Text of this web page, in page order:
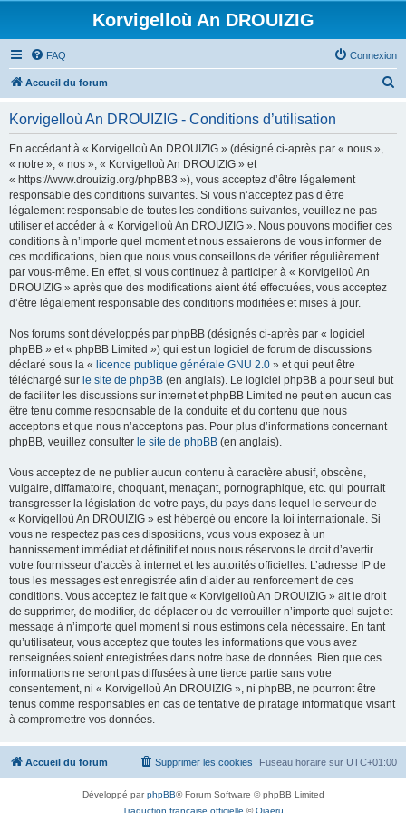
Korvigelloù An DROUIZIG
FAQ Connexion
Accueil du forum
Korvigelloù An DROUIZIG - Conditions d’utilisation
En accédant à « Korvigelloù An DROUIZIG » (désigné ci-après par « nous »,
« notre », « nos », « Korvigelloù An DROUIZIG » et
« https://www.drouizig.org/phpBB3 »), vous acceptez d’être légalement
responsable des conditions suivantes. Si vous n’acceptez pas d’être
légalement responsable de toutes les conditions suivantes, veuillez ne pas
utiliser et accéder à « Korvigelloù An DROUIZIG ». Nous pouvons modifier ces
conditions à n’importe quel moment et nous essaierons de vous informer de
ces modifications, bien que nous vous conseillons de vérifier régulièrement
par vous-même. En effet, si vous continuez à participer à « Korvigelloù An
DROUIZIG » après que des modifications aient été effectuées, vous acceptez
d’être légalement responsable des conditions modifiées et mises à jour.
Nos forums sont développés par phpBB (désignés ci-après par « logiciel
phpBB » et « phpBB Limited ») qui est un logiciel de forum de discussions
déclaré sous la « licence publique générale GNU 2.0 » et qui peut être
téléchargé sur le site de phpBB (en anglais). Le logiciel phpBB a pour seul but
de faciliter les discussions sur internet et phpBB Limited ne peut en aucun cas
être tenu comme responsable de la conduite et du contenu que nous
acceptons et que nous n’acceptons pas. Pour plus d’informations concernant
phpBB, veuillez consulter le site de phpBB (en anglais).
Vous acceptez de ne publier aucun contenu à caractère abusif, obscène,
vulgaire, diffamatoire, choquant, menaçant, pornographique, etc. qui pourrait
transgresser la législation de votre pays, du pays dans lequel le serveur de
« Korvigelloù An DROUIZIG » est hébergé ou encore la loi internationale. Si
vous ne respectez pas ces dispositions, vous vous exposez à un
bannissement immédiat et définitif et nous nous réservons le droit d’avertir
votre fournisseur d’accès à internet et les autorités officielles. L’adresse IP de
tous les messages est enregistrée afin d’aider au renforcement de ces
conditions. Vous acceptez le fait que « Korvigelloù An DROUIZIG » ait le droit
de supprimer, de modifier, de déplacer ou de verrouiller n’importe quel sujet et
message à n’importe quel moment si nous estimons cela nécessaire. En tant
qu’utilisateur, vous acceptez que toutes les informations que vous avez
renseignées soient enregistrées dans notre base de données. Bien que ces
informations ne seront pas diffusées à une tierce partie sans votre
consentement, ni « Korvigelloù An DROUIZIG », ni phpBB, ne pourront être
tenus comme responsables en cas de tentative de piratage informatique visant
à compromettre vos données.
Accueil du forum Fuseau horaire sur UTC+01:00
Supprimer les cookies
Développé parphpBB® Forum Software © phpBB Limited
Traduction française officielle ©Qiaeru